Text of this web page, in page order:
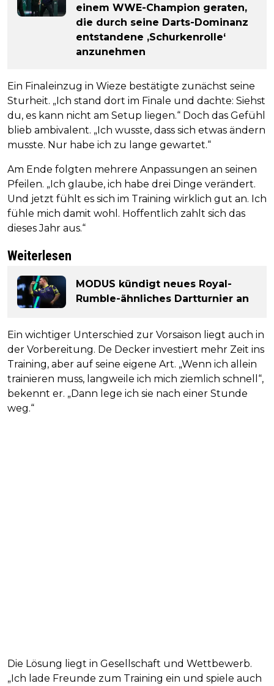
einem WWE-Champion geraten,
die durch seine Darts-Dominanz
entstandene ‚Schurkenrolle‘
anzunehmen
Ein Finaleinzug in Wieze bestätigte zunächst seine
Sturheit. „Ich stand dort im Finale und dachte: Siehst
du, es kann nicht am Setup liegen.“ Doch das Gefühl
blieb ambivalent. „Ich wusste, dass sich etwas ändern
musste. Nur habe ich zu lange gewartet.“
Am Ende folgten mehrere Anpassungen an seinen
Pfeilen. „Ich glaube, ich habe drei Dinge verändert.
Und jetzt fühlt es sich im Training wirklich gut an. Ich
fühle mich damit wohl. Hoffentlich zahlt sich das
dieses Jahr aus.“
Weiterlesen
MODUS kündigt neues Royal-
Rumble-ähnliches Dartturnier an
Ein wichtiger Unterschied zur Vorsaison liegt auch in
der Vorbereitung. De Decker investiert mehr Zeit ins
Training, aber auf seine eigene Art. „Wenn ich allein
trainieren muss, langweile ich mich ziemlich schnell“,
bekennt er. „Dann lege ich sie nach einer Stunde
weg.“
Die Lösung liegt in Gesellschaft und Wettbewerb.
„Ich lade Freunde zum Training ein und spiele auch